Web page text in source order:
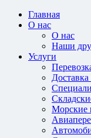
Главная
О нас
О нас
Наши
Услуги
Морские